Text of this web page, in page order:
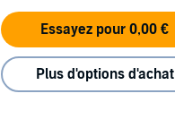
Essayez pour 0,00 €
Plus d'options d'achat